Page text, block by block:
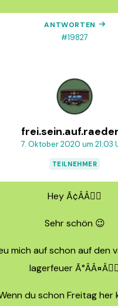
ANTWORTEN
#19827
7. Oktober 2020 um 21:03
TEILNEHMER
Hey Ã¢ÂÂ🏼
Sehr schön 😉
mich auf schon auf den
lagerfeuer Ã°ÂÂ¤Â🏼
du schon Freitag her